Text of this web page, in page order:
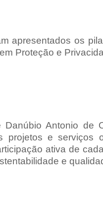
apresentados os
Proteção e
Danúbio Antonio de
projetos e serviços
ativa de
e